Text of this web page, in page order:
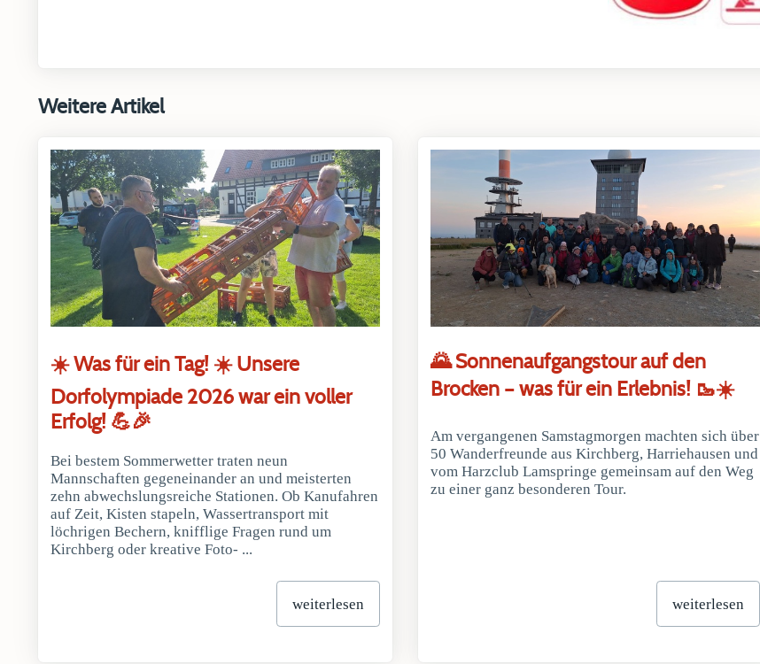
Weitere Artikel
☀️ Was für ein Tag! ☀️ Unsere
Dorfolympiade 2026 war ein voller
Erfolg! 💪🎉
Bei bestem Sommerwetter traten neun
Mannschaften gegeneinander an und meisterten
zehn abwechslungsreiche Stationen. Ob Kanufahren
auf Zeit, Kisten stapeln, Wassertransport mit
löchrigen Bechern, knifflige Fragen rund um
Kirchberg oder kreative Foto- ...
weiterlesen
🌄 Sonnenaufgangstour auf den
Brocken – was für ein Erlebnis! 🥾☀️
Am vergangenen Samstagmorgen machten sich über
50 Wanderfreunde aus Kirchberg, Harriehausen und
vom Harzclub Lamspringe gemeinsam auf den Weg
zu einer ganz besonderen Tour.
weiterlesen